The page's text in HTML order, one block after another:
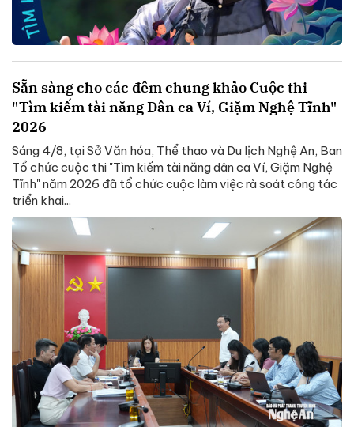
Sẵn sàng cho các đêm chung khảo Cuộc thi
"Tìm kiếm tài năng Dân ca Ví, Giặm Nghệ Tĩnh"
2026
Sáng 4/8, tại Sở Văn hóa, Thể thao và Du lịch Nghệ An, Ban
Tổ chức cuộc thi "Tìm kiếm tài năng dân ca Ví, Giặm Nghệ
Tĩnh" năm 2026 đã tổ chức cuộc làm việc rà soát công tác
triển khai...